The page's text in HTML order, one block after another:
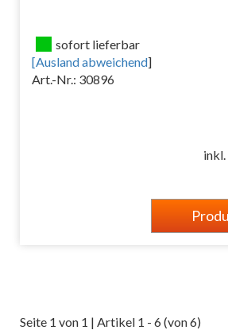
sofort lieferbar
[Ausland abweichend]
Art.-Nr.: 30896
Seite 1 von 1 | Artikel 1 - 6 (von 6)